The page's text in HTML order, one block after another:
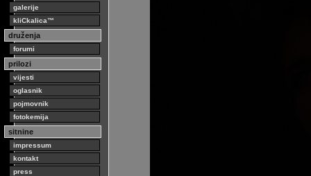
galerije
kliCkalica™
druženja
forumi
prilozi
vijesti
oglasnik
pojmovnik
fotokemija
sitnine
impressum
kontakt
press